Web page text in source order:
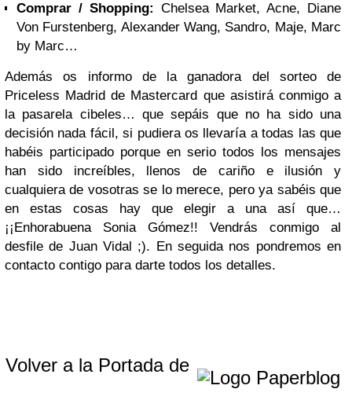
Comprar / Shopping: Chelsea Market, Acne, Diane
Von Furstenberg, Alexander Wang, Sandro, Maje, Marc
by Marc…
Además os informo de la ganadora del sorteo de
Priceless Madrid de Mastercard que asistirá conmigo a
la pasarela cibeles… que sepáis que no ha sido una
decisión nada fácil, si pudiera os llevaría a todas las que
habéis participado porque en serio todos los mensajes
han sido increíbles, llenos de cariño e ilusión y
cualquiera de vosotras se lo merece, pero ya sabéis que
en estas cosas hay que elegir a una así que…
¡¡Enhorabuena Sonia Gómez!! Vendrás conmigo al
desfile de Juan Vidal ;). En seguida nos pondremos en
contacto contigo para darte todos los detalles.
Volver a la Portada de